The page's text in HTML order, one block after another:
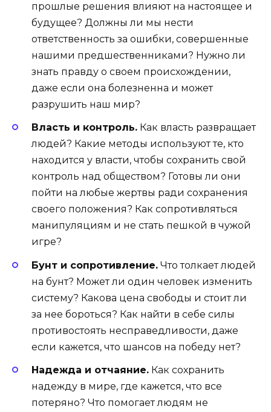
прошлые решения влияют на настоящее и
будущее? Должны ли мы нести
ответственность за ошибки, совершенные
нашими предшественниками? Нужно ли
знать правду о своем происхождении,
даже если она болезненна и может
разрушить наш мир?
Власть и контроль. Как власть развращает
людей? Какие методы используют те, кто
находится у власти, чтобы сохранить свой
контроль над обществом? Готовы ли они
пойти на любые жертвы ради сохранения
своего положения? Как сопротивляться
манипуляциям и не стать пешкой в чужой
игре?
Бунт и сопротивление. Что толкает людей
на бунт? Может ли один человек изменить
систему? Какова цена свободы и стоит ли
за нее бороться? Как найти в себе силы
противостоять несправедливости, даже
если кажется, что шансов на победу нет?
Надежда и отчаяние. Как сохранить
надежду в мире, где кажется, что все
потеряно? Что помогает людям не